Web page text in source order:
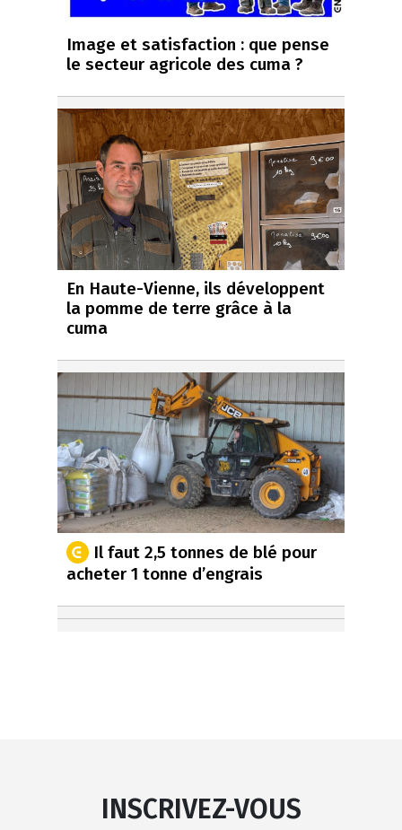
Image et satisfaction : que pense
le secteur agricole des cuma ?
En Haute-Vienne, ils développent
la pomme de terre grâce à la
cuma
Il faut 2,5 tonnes de blé pour
acheter 1 tonne d’engrais
INSCRIVEZ-VOUS